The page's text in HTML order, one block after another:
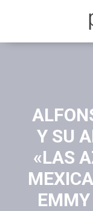
Y SU
«LAS